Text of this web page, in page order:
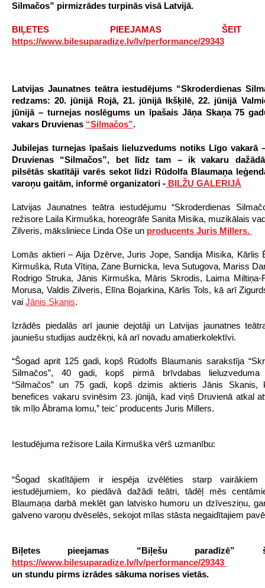
Silmačos” pirmizrādes turpinās visā Latvijā.
BIĻETES PIEEJAMAS
https://www.bilesuparadize.lv/lv/performance/29343
Latvijas Jaunatnes teātra iestudējums “Skroderdienas
redzams: 20. jūnijā Rojā, 21. jūnijā Ikšķilē, 22. jūnijā
jūnijā – turnejas noslēgums un īpašais Jāņa Skaņa 75
vakars Druvienas “Silmačos”.
Jubilejas turnejas īpašais lieluzvedums notiks Līgo vakarā
Druvienas “Silmačos”, bet līdz tam – ik vakaru
pilsētās skatītāji varēs sekot līdzi Rūdolfa Blaumaņa
varoņu gaitām, informē organizatori - BILŽU GALERIJĀ
Latvijas Jaunatnes teātra iestudējumu “Skroderdienas
režisore Laila Kirmuška, horeogrāfe Sanita Misika, muzikālais
Zilveris, māksliniece Linda Oše un producents Juris Millers.
Lomās aktieri – Aija Dzērve, Juris Jope, Sandija Misika, Kārlis
Kirmuška, Ruta Vītiņa, Zane Burnicka, Ieva Sutugova, Mariss
Rodrigo Struka, Jānis Kirmuška, Māris Skrodis, Laima Miltiņa-
Morusa, Valdis Zilveris, Elīna Bojarkina, Kārlis Tols, kā arī
vai Jānis Skanis.
Izrādēs piedalās arī jaunie dejotāji un Latvijas jaunatnes
jauniešu studijas audzēkņi, kā arī novadu amatierkolektīvi.
“Šogad aprit 125 gadi, kopš Rūdolfs Blaumanis sarakstīja
Silmačos”, 40 gadi, kopš pirmā brīvdabas lieluzveduma
“Silmačos” un 75 gadi, kopš dzimis aktieris Jānis Skanis,
benefices vakaru svinēsim 23. jūnijā, kad viņš Druvienā atkal
tik mīļo Ābrama lomu,” teic' producents Juris Millers.
Iestudējuma režisore Laila Kirmuška vērš uzmanību:
“Šogad skatītājiem ir iespēja izvēlēties starp
iestudējumiem, ko piedāvā dažādi teātri, tādēļ mēs
Blaumaņa darbā meklēt gan latvisko humoru un dzīvesziņu,
galveno varoņu dvēselēs, sekojot mīlas stāsta negaidītajiem
Biļetes pieejamas “Biļešu
https://www.bilesuparadize.lv/lv/performance/29343
un stundu pirms izrādes sākuma norises vietās.